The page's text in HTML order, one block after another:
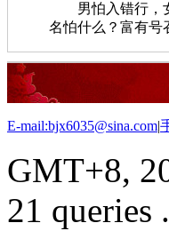
男怕入错行，
名怕什么？富有号
E-mail:bjx6035@sina.com|
GMT+8,
21 queries .